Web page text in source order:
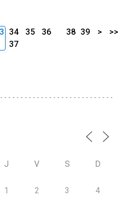
34 35
36
37
38 39 > >>
J V S D
1 2 3 4